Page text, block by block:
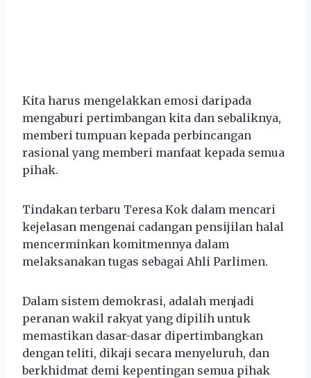
Kita harus mengelakkan emosi daripada
mengaburi pertimbangan kita dan sebaliknya,
memberi tumpuan kepada perbincangan
rasional yang memberi manfaat kepada semua
pihak.
Tindakan terbaru Teresa Kok dalam mencari
kejelasan mengenai cadangan pensijilan halal
mencerminkan komitmennya dalam
melaksanakan tugas sebagai Ahli Parlimen.
Dalam sistem demokrasi, adalah menjadi
peranan wakil rakyat yang dipilih untuk
memastikan dasar-dasar dipertimbangkan
dengan teliti, dikaji secara menyeluruh, dan
berkhidmat demi kepentingan semua pihak